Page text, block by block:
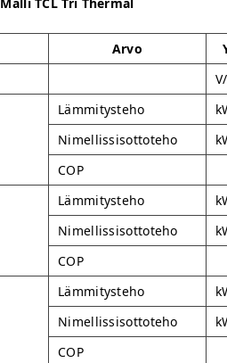
Arvo
Lämmitysteho
Nimellissisottoteho
COP
Lämmitysteho
Nimellissisottoteho
COP
Lämmitysteho
Nimellissisottoteho
COP